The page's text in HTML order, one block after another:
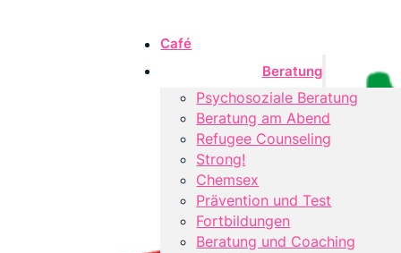
Café
Beratung
Psychosoziale Beratung
Beratung am Abend
Refugee Counseling
Strong!
Chemsex
Prävention und Test
Fortbildungen
Beratung und Coaching